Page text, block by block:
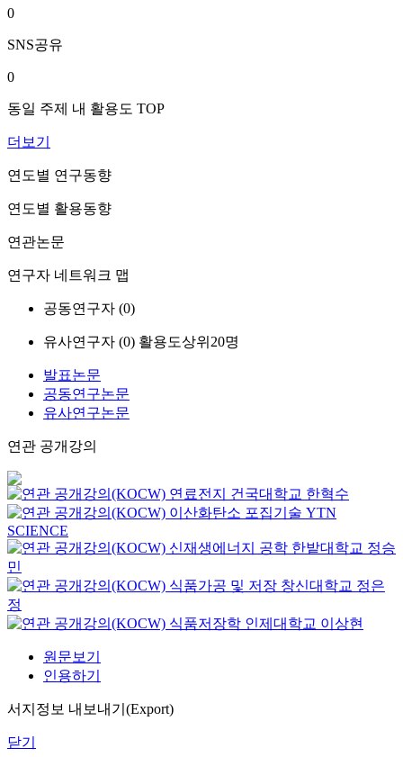
0
SNS공유
0
동일 주제 내 활용도 TOP
더보기
연도별 연구동향
연도별 활용동향
연관논문
연구자 네트워크 맵
공동연구자 (0)
유사연구자 (0) 활용도상위20명
발표논문
공동연구논문
유사연구논문
연관 공개강의
연료전지 건국대학교 한혁수
이산화탄소 포집기술 YTN
SCIENCE
신재생에너지 공학 한밭대학교 정승
민
식품가공 및 저장 창신대학교 정은
정
식품저장학 인제대학교 이상현
원문보기
인용하기
서지정보 내보내기(Export)
닫기